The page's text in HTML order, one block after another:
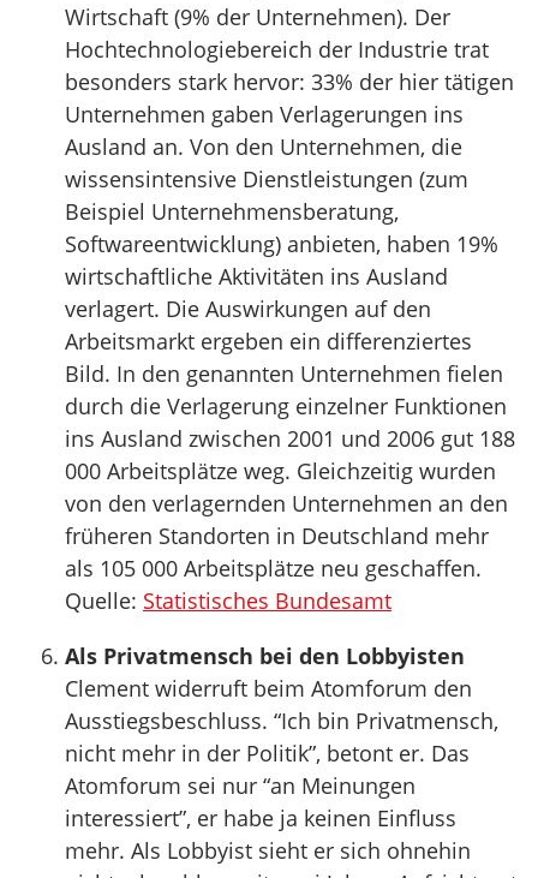
Wirtschaft (9% der Unternehmen). Der
Hochtechnologiebereich der Industrie trat
besonders stark hervor: 33% der hier tätigen
Unternehmen gaben Verlagerungen ins
Ausland an. Von den Unternehmen, die
wissensintensive Dienstleistungen (zum
Beispiel Unternehmensberatung,
Softwareentwicklung) anbieten, haben 19%
wirtschaftliche Aktivitäten ins Ausland
verlagert. Die Auswirkungen auf den
Arbeitsmarkt ergeben ein differenziertes
Bild. In den genannten Unternehmen fielen
durch die Verlagerung einzelner Funktionen
ins Ausland zwischen 2001 und 2006 gut 188
000 Arbeitsplätze weg. Gleichzeitig wurden
von den verlagernden Unternehmen an den
früheren Standorten in Deutschland mehr
als 105 000 Arbeitsplätze neu geschaffen.
Quelle: Statistisches Bundesamt
Als Privatmensch bei den Lobbyisten
Clement widerruft beim Atomforum den
Ausstiegsbeschluss. “Ich bin Privatmensch,
nicht mehr in der Politik”, betont er. Das
Atomforum sei nur “an Meinungen
interessiert”, er habe ja keinen Einfluss
mehr. Als Lobbyist sieht er sich ohnehin